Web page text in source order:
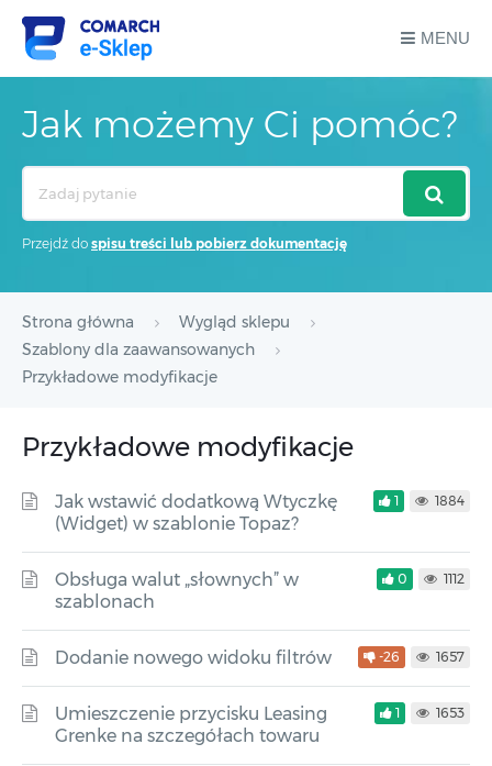
MENU
Jak możemy Ci pomóc?
Przejdź do spisu treści lub pobierz dokumentację
Strona główna
Wygląd sklepu
Szablony dla zaawansowanych
Przykładowe modyfikacje
Przykładowe modyfikacje
Jak wstawić dodatkową Wtyczkę
(Widget) w szablonie Topaz?
1 1884
Obsługa walut „słownych” w
szablonach
0 1112
Dodanie nowego widoku filtrów -26 1657
Umieszczenie przycisku Leasing
Grenke na szczegółach towaru
1 1653